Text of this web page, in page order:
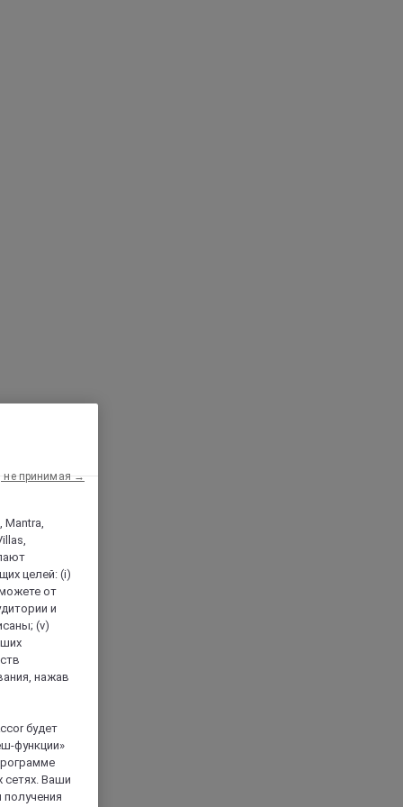
Mantra,
целей: (i)
от
и
(v)
нажав
будет
функции»
сетях. Ваши
не принимая →